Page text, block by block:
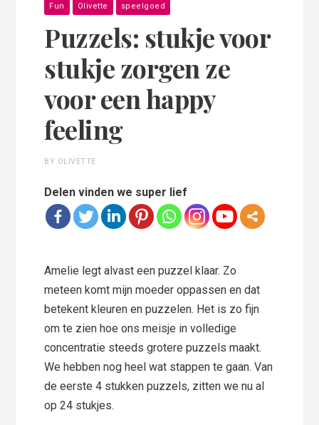
Fun Olivette speelgoed
Puzzels: stukje voor
stukje zorgen ze
voor een happy
feeling
BY OLIVETTE
Delen vinden we super lief
Amelie legt alvast een puzzel klaar. Zo
meteen komt mijn moeder oppassen en dat
betekent kleuren en puzzelen. Het is zo fijn
om te zien hoe ons meisje in volledige
concentratie steeds grotere puzzels maakt.
We hebben nog heel wat stappen te gaan. Van
de eerste 4 stukken puzzels, zitten we nu al
op 24 stukjes.